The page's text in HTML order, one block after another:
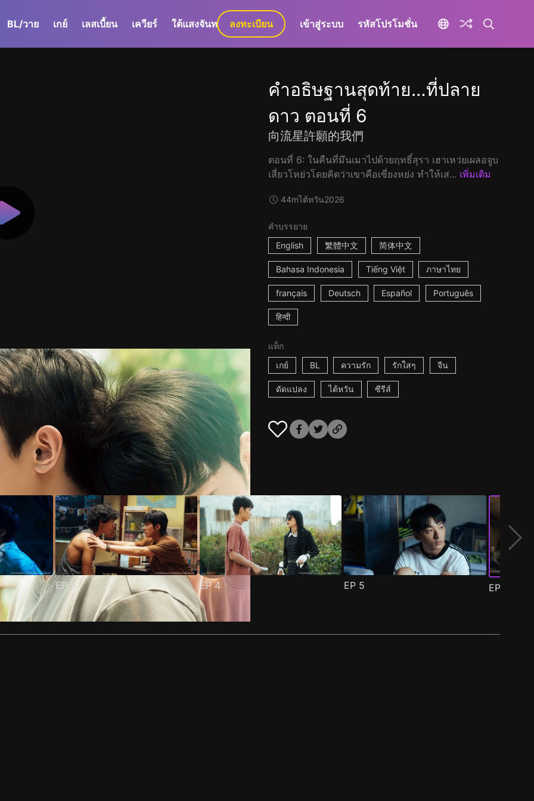
BL/วาย เกย์ เลสเบี้ยน เควียร์ ใต้แสงจันทร์ GaLa+
ลงทะเบียน เข้าสู่ระบบ รหัสโปรโมชั่น
คำอธิษฐานสุดท้าย…ที่ปลาย
ดาว ตอนที่ 6
向流星許願的我們
ตอนที่ 6: ในคืนที่มึนเมาไปด้วยฤทธิ์สุรา เฮาเหว่ยเผลอจูบ
เสี่ยวโหย่วโดยคิดว่าเขาคือเซี่ยงหย่ง ทำให้เส... เพิ่มเติม
44mไต้หวัน2026
คำบรรยาย
English
繁體中文 简体中文
Bahasa Indonesia Tiếng Việt ภาษาไทย
français Deutsch Español Português
हिन्दी
แท็ก
เกย์
BL ความรัก รักใสๆ จีน
ดัดแปลง ไต้หวัน ซีรีส์
EP3 EP4 EP 5 EP